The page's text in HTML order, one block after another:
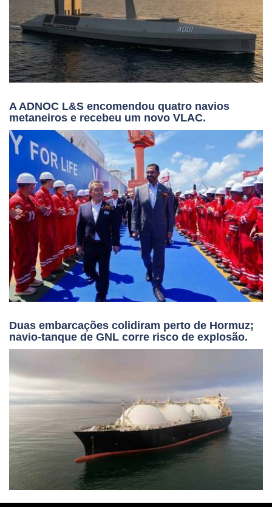
A ADNOC L&S encomendou quatro navios
metaneiros e recebeu um novo VLAC.
Duas embarcações colidiram perto de Hormuz;
navio-tanque de GNL corre risco de explosão.